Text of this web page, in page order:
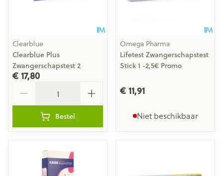
Clearblue
Clearblue Plus
Zwangerschapstest 2
€ 17,80
Bestel
Omega Pharma
Lifetest Zwangerschapstest
Stick 1 -2,5€ Promo
€ 11,91
Niet beschikbaar